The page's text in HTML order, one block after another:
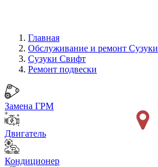
Главная
Обслуживание и ремонт Сузуки
Сузуки Свифт
Ремонт подвески
Замена ГРМ
Двигатель
Кондиционер